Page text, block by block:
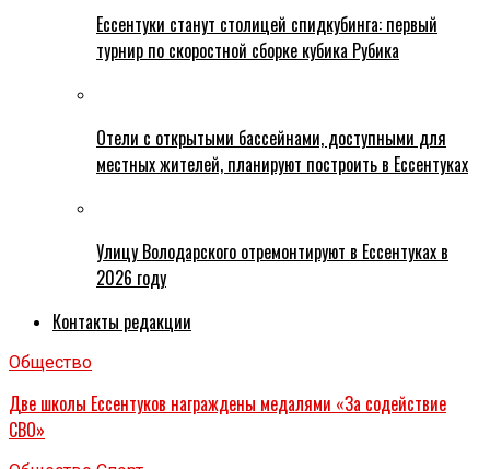
Ессентуки станут столицей спидкубинга: первый
турнир по скоростной сборке кубика Рубика
Отели с открытыми бассейнами, доступными для
местных жителей, планируют построить в Ессентуках
Улицу Володарского отремонтируют в Ессентуках в
2026 году
Контакты редакции
Общество
Две школы Ессентуков награждены медалями «За содействие
СВО»